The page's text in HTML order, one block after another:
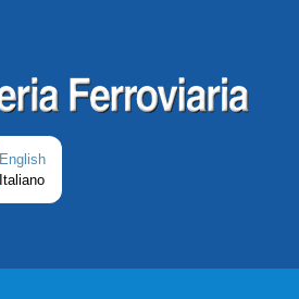
English
Italiano